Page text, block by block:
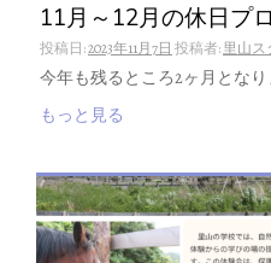
11月～12月の休日プ
投稿日:2023年11月7日 投稿者:里山ス
今年も残るところ2ヶ月とな
もっと見る